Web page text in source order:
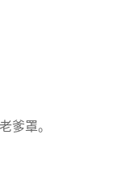
爹罩。